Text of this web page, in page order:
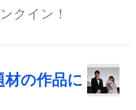
クイン！
材の作品に